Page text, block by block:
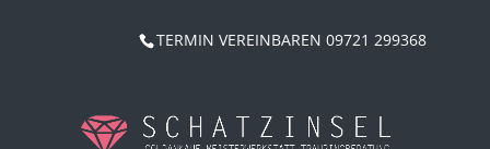
TERMIN VEREINBAREN 09721 299368